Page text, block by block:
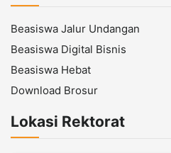
Beasiswa Jalur Undangan
Beasiswa Digital Bisnis
Beasiswa Hebat
Download Brosur
Lokasi Rektorat